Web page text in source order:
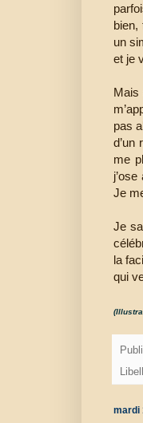
bien,
un
et je
Mais
pas
d’un
me
Je
Je
la
qui
mardi